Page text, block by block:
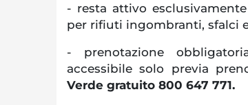
- resta attivo
per rifiuti ingombranti, sfalci
- prenotazione
accessibile solo previa
Verde gratuito 800 647 771.